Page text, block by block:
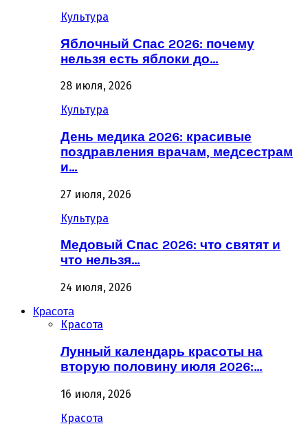
Культура
Яблочный Спас 2026: почему
нельзя есть яблоки до…
28 июля, 2026
Культура
День медика 2026: красивые
поздравления врачам, медсестрам
и…
27 июля, 2026
Культура
Медовый Спас 2026: что святят и
что нельзя…
24 июля, 2026
Красота
Красота
Лунный календарь красоты на
вторую половину июля 2026:…
16 июля, 2026
Красота